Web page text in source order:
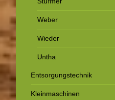
Weber
Wieder
Untha
Entsorgungstechnik
Kleinmaschinen